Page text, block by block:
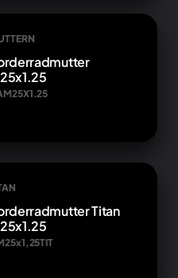
Titan